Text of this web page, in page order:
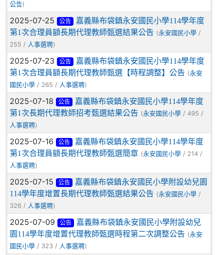
公告)
2025-07-25 公告
嘉義縣布袋鎮永安國民小學114學年度
第1次合理員額長期代理教師甄選結果公告 (永安國民小學 /
255 / 人事選聘)
2025-07-23 公告
嘉義縣布袋鎮永安國民小學114學年度
第1次合理員額長期代理教師甄選【時程調整】公告 (永安
國民小學 / 265 / 人事選聘)
2025-07-18 公告
嘉義縣布袋鎮永安國民小學114學年度
第1次長期代理教師招考甄選結果公告 (永安國民小學 / 495 /
人事選聘)
2025-07-16 公告
嘉義縣布袋鎮永安國民小學114學年度
第1次合理員額長期代理教師甄選簡章 (永安國民小學 / 214 /
人事選聘)
2025-07-15 公告
嘉義縣布袋鎮永安國民小學附設幼兒園
114學年度增置長期代理教師甄選結果公告 (永安國民小學 /
326 / 人事選聘)
2025-07-09 公告
嘉義縣布袋鎮永安國民小學附設幼兒
園114學年度增置代理教師甄選時程第二次調整公告 (永安
國民小學 / 323 / 人事選聘)